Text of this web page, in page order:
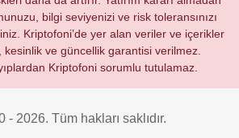
bilgi seviyenizi ve risk toleransınızı
Kriptofoni’de yer alan veriler ve içerikler
kesinlik ve güncellik garantisi verilmez.
Kriptofoni sorumlu tutulamaz.
2026. Tüm hakları saklıdır.